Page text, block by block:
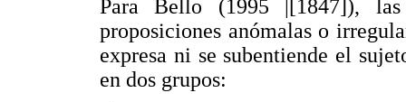
Para Bello (1995 |[1847]),
proposiciones anómalas o
expresa ni se subentiende el
en dos grupos: